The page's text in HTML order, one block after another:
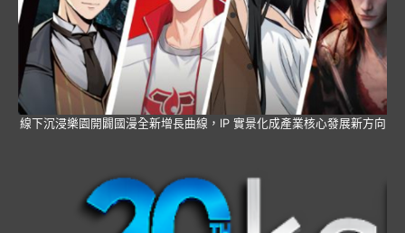
線下沉浸樂園開闢國漫全新增長曲線，IP 實景化成產業核心發展新方向